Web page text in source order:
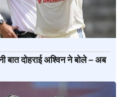
बात दोहराई अश्विन ने बोले – अब